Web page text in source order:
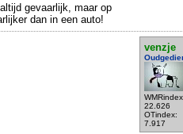
gevaarlijk, maar op
dan in een auto!
venzje
22.626
OTindex:
7.917